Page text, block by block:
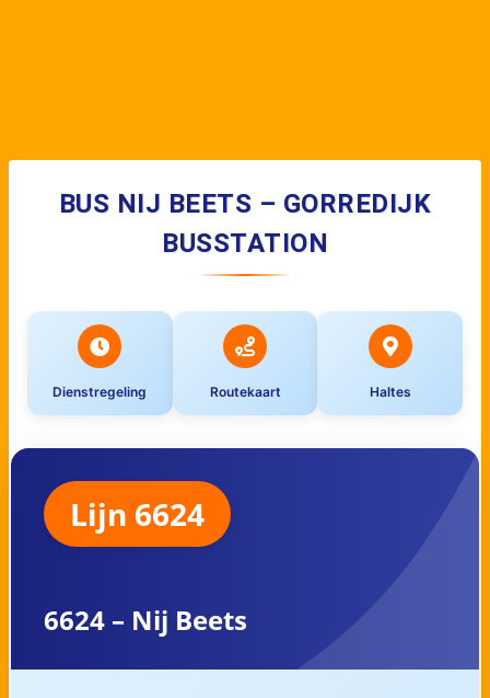
BUS NIJ BEETS – GORREDIJK
BUSSTATION
Dienstregeling Routekaart Haltes
Lijn 6624
6624 – Nij Beets